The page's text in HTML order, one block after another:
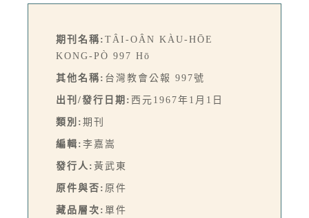
期刊名稱: TÂI-OÂN KÀU-HŌE
KONG-PÒ 997 Hō
其他名稱: 台灣教會公報 997號
出刊/發行日期: 西元1967年1月1日
類別: 期刊
編輯: 李嘉嵩
發行人: 黃武東
原件與否: 原件
藏品層次: 單件